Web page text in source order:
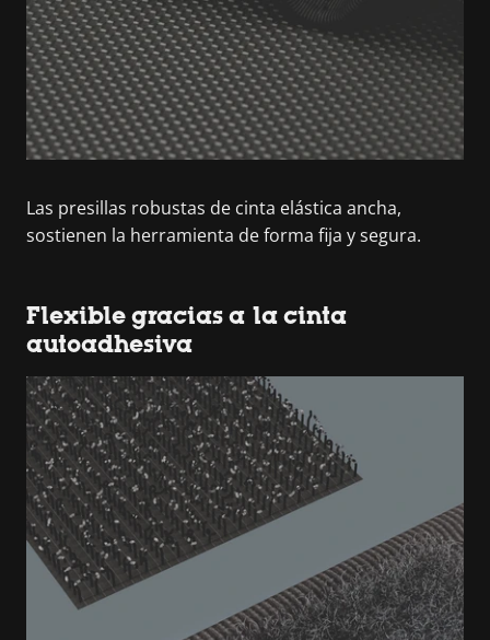
Las presillas robustas de cinta elástica ancha,
sostienen la herramienta de forma fija y segura.
Flexible gracias a la cinta
autoadhesiva